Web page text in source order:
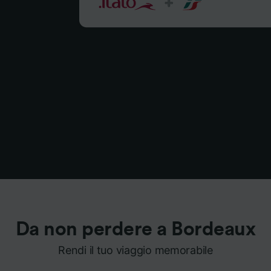
Da non perdere a Bordeaux
Rendi il tuo viaggio memorabile